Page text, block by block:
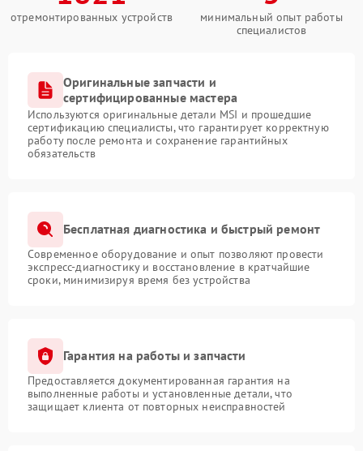
отремонтированных устройств
минимальный опыт работы
специалистов
Оригинальные запчасти и
сертифицированные мастера
Используются оригинальные детали MSI и прошедшие
сертификацию специалисты, что гарантирует корректную
работу после ремонта и сохранение гарантийных
обязательств
Бесплатная диагностика и быстрый ремонт
Современное оборудование и опыт позволяют провести
экспресс-диагностику и восстановление в кратчайшие
сроки, минимизируя время без устройства
Гарантия на работы и запчасти
Предоставляется документированная гарантия на
выполненные работы и установленные детали, что
защищает клиента от повторных неисправностей